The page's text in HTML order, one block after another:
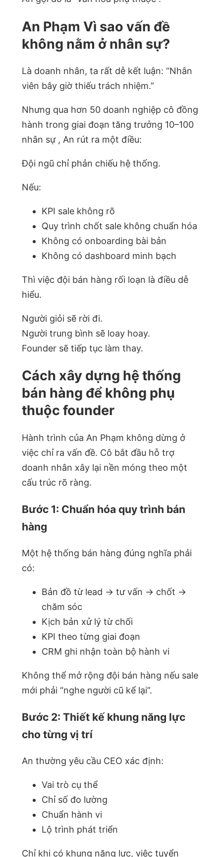
An Phạm Vì sao vấn đề
không nằm ở nhân sự?
Là doanh nhân, ta rất dễ kết luận: “Nhân
viên bây giờ thiếu trách nhiệm.”
Nhưng qua hơn 50 doanh nghiệp cô đồng
hành trong giai đoạn tăng trưởng 10–100
nhân sự , An rút ra một điều:
Đội ngũ chỉ phản chiếu hệ thống.
Nếu:
KPI sale không rõ
Quy trình chốt sale không chuẩn hóa
Không có onboarding bài bản
Không có dashboard minh bạch
Thì việc đội bán hàng rối loạn là điều dễ
hiểu.
Người giỏi sẽ rời đi.
Người trung bình sẽ loay hoay.
Founder sẽ tiếp tục làm thay.
Cách xây dựng hệ thống
bán hàng để không phụ
thuộc founder
Hành trình của An Phạm không dừng ở
việc chỉ ra vấn đề. Cô bắt đầu hỗ trợ
doanh nhân xây lại nền móng theo một
cấu trúc rõ ràng.
Bước 1: Chuẩn hóa quy trình bán
hàng
Một hệ thống bán hàng đúng nghĩa phải
có:
Bản đồ từ lead → tư vấn → chốt →
chăm sóc
Kịch bản xử lý từ chối
KPI theo từng giai đoạn
CRM ghi nhận toàn bộ hành vi
Không thể mở rộng đội bán hàng nếu sale
mới phải “nghe người cũ kể lại”.
Bước 2: Thiết kế khung năng lực
cho từng vị trí
An thường yêu cầu CEO xác định:
Vai trò cụ thể
Chỉ số đo lường
Chuẩn hành vi
Lộ trình phát triển
Chỉ khi có khung năng lực, việc tuyển